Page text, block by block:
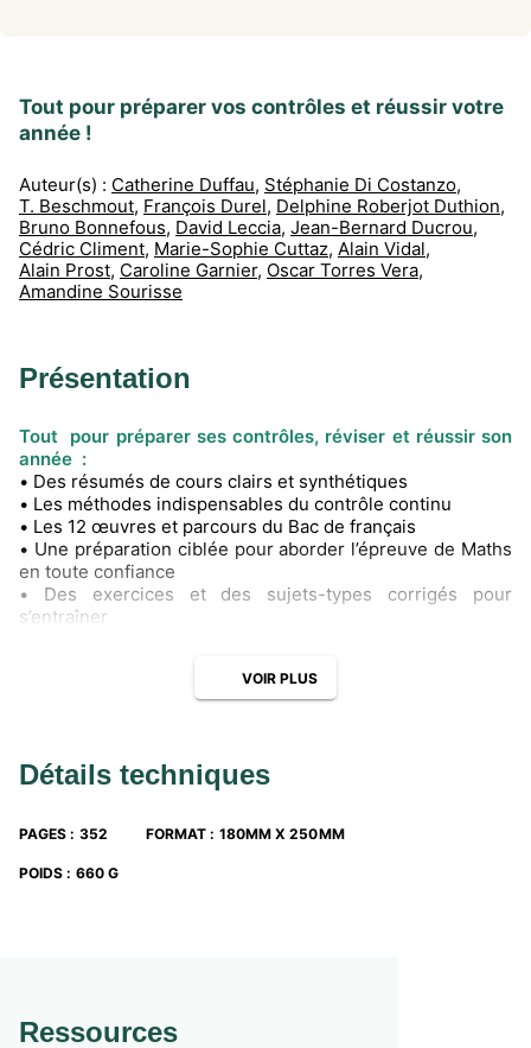
Tout pour préparer vos contrôles et réussir votre
année !
Auteur(s) : Catherine Duffau, Stéphanie Di Costanzo,
T. Beschmout, François Durel, Delphine Roberjot Duthion,
Bruno Bonnefous, David Leccia, Jean-Bernard Ducrou,
Cédric Climent, Marie-Sophie Cuttaz, Alain Vidal,
Alain Prost, Caroline Garnier, Oscar Torres Vera,
Amandine Sourisse
Présentation
Tout pour préparer ses contrôles, réviser et réussir son
année :
• Des résumés de cours clairs et synthétiques
• Les méthodes indispensables du contrôle continu
• Les 12 œuvres et parcours du Bac de français
• Une préparation ciblée pour aborder l’épreuve de Maths
en toute confiance
• Des exercices et des sujets-types corrigés pour
s’entraîner
VOIR PLUS
Détails techniques
PAGES : 352 FORMAT : 180MM X 250MM
POIDS : 660 G
Ressources